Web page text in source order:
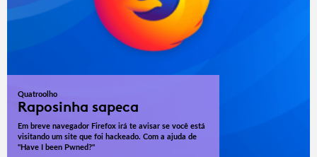
Quatroolho
Raposinha sapeca
Em breve navegador Firefox irá te avisar se você está
visitando um site que foi hackeado. Com a ajuda de
"Have I been Pwned?"